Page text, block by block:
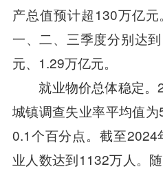
产总值预计超130万亿元
一、二、三季度分别达
元、1.29万亿元。
就业物价总体稳定。
城镇调查失业率平均值
0.1个百分点。截至
业人数达到1132万人。